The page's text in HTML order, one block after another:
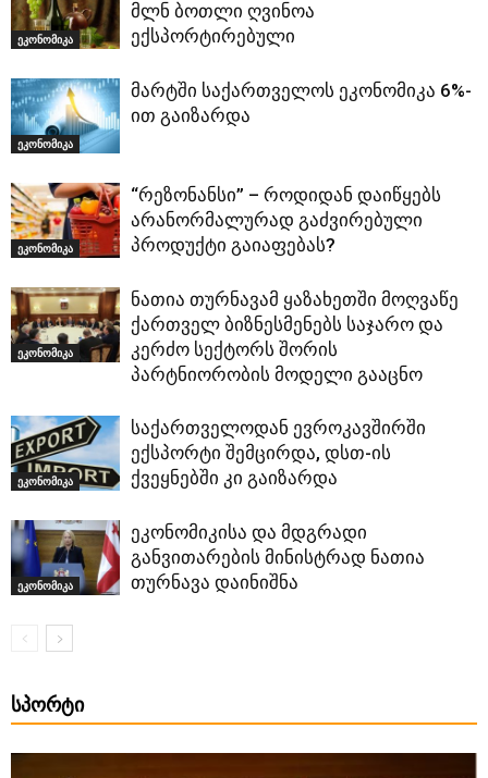
ეკონომიკა
მლნ ბოთლი ღვინოა
ექსპორტირებული
ეკონომიკა
მარტში საქართველოს ეკონომიკა 6%-
ით გაიზარდა
ეკონომიკა
“რეზონანსი” – როდიდან დაიწყებს
არანორმალურად გაძვირებული
პროდუქტი გაიაფებას?
ეკონომიკა
ნათია თურნავამ ყაზახეთში მოღვაწე
ქართველ ბიზნესმენებს საჯარო და
კერძო სექტორს შორის
პარტნიორობის მოდელი გააცნო
ეკონომიკა
საქართველოდან ევროკავშირში
ექსპორტი შემცირდა, დსთ-ის
ქვეყნებში კი გაიზარდა
ეკონომიკა
ეკონომიკისა და მდგრადი
განვითარების მინისტრად ნათია
თურნავა დაინიშნა
ᲡᲞᲝᲠᲢᲘ